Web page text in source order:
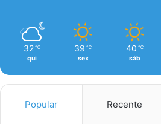
32 ℃
qui
39 ℃
sex
40 ℃
sáb
Popular Recente